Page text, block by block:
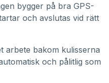
bygger på bra GPS-
och avslutas vid rätt
arbete bakom kulisserna
och pålitlig som